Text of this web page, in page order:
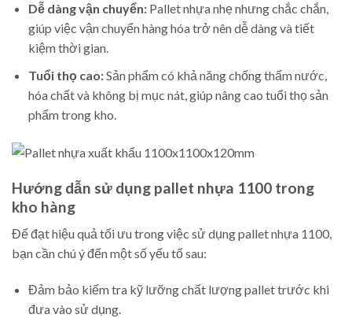
Dễ dàng vận chuyển:Pallet nhựa nhẹ nhưng chắc chắn,
giúp việc vận chuyển hàng hóa trở nên dễ dàng và tiết
kiệm thời gian.
Tuổi thọ cao:Sản phẩm có khả năng chống thấm nước,
hóa chất và không bị mục nát, giúp nâng cao tuổi thọ sản
phẩm trong kho.
Hướng dẫn sử dụng pallet nhựa 1100 trong
kho hàng
Để đạt hiệu quả tối ưu trong việc sử dụng pallet nhựa 1100,
bạn cần chú ý đến một số yếu tố sau:
Đảm bảo kiểm tra kỹ lưỡng chất lượng pallet trước khi
đưa vào sử dụng.